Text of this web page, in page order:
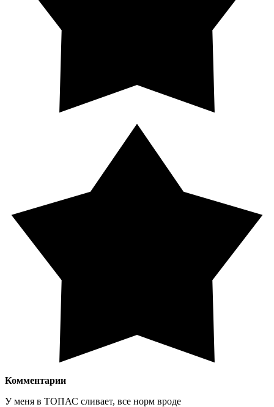
Комментарии
У меня в ТОПАС сливает, все норм вроде